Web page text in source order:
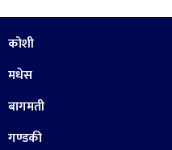
कोशी
मधेस
बागमती
गण्डकी